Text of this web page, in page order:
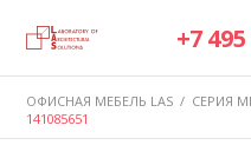
+7
ОФИСНАЯ МЕБЕЛЬ LAS / СЕРИЯ
141085651